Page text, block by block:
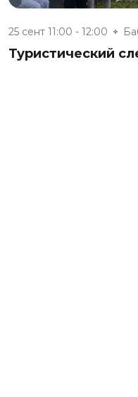
25 сент 11:00 - 12:00
Туристический